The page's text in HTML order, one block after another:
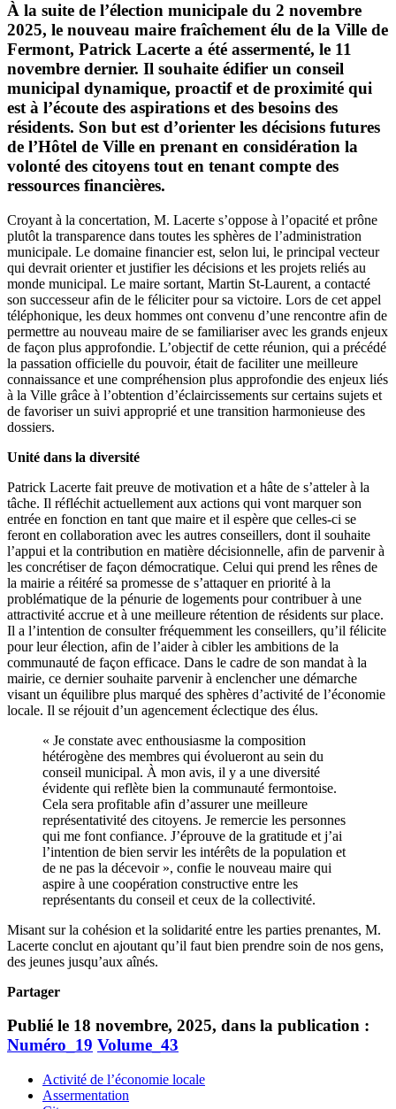
À la suite de l’élection municipale du 2 novembre
2025, le nouveau maire fraîchement élu de la Ville de
Fermont, Patrick Lacerte a été assermenté, le 11
novembre dernier. Il souhaite édifier un conseil
municipal dynamique, proactif et de proximité qui
est à l’écoute des aspirations et des besoins des
résidents. Son but est d’orienter les décisions futures
de l’Hôtel de Ville en prenant en considération la
volonté des citoyens tout en tenant compte des
ressources financières.
Croyant à la concertation, M. Lacerte s’oppose à l’opacité et prône
plutôt la transparence dans toutes les sphères de l’administration
municipale. Le domaine financier est, selon lui, le principal vecteur
qui devrait orienter et justifier les décisions et les projets reliés au
monde municipal. Le maire sortant, Martin St-Laurent, a contacté
son successeur afin de le féliciter pour sa victoire. Lors de cet appel
téléphonique, les deux hommes ont convenu d’une rencontre afin de
permettre au nouveau maire de se familiariser avec les grands enjeux
de façon plus approfondie. L’objectif de cette réunion, qui a précédé
la passation officielle du pouvoir, était de faciliter une meilleure
connaissance et une compréhension plus approfondie des enjeux liés
à la Ville grâce à l’obtention d’éclaircissements sur certains sujets et
de favoriser un suivi approprié et une transition harmonieuse des
dossiers.
Unité dans la diversité
Patrick Lacerte fait preuve de motivation et a hâte de s’atteler à la
tâche. Il réfléchit actuellement aux actions qui vont marquer son
entrée en fonction en tant que maire et il espère que celles-ci se
feront en collaboration avec les autres conseillers, dont il souhaite
l’appui et la contribution en matière décisionnelle, afin de parvenir à
les concrétiser de façon démocratique. Celui qui prend les rênes de
la mairie a réitéré sa promesse de s’attaquer en priorité à la
problématique de la pénurie de logements pour contribuer à une
attractivité accrue et à une meilleure rétention de résidents sur place.
Il a l’intention de consulter fréquemment les conseillers, qu’il félicite
pour leur élection, afin de l’aider à cibler les ambitions de la
communauté de façon efficace. Dans le cadre de son mandat à la
mairie, ce dernier souhaite parvenir à enclencher une démarche
visant un équilibre plus marqué des sphères d’activité de l’économie
locale. Il se réjouit d’un agencement éclectique des élus.
« Je constate avec enthousiasme la composition
hétérogène des membres qui évolueront au sein du
conseil municipal. À mon avis, il y a une diversité
évidente qui reflète bien la communauté fermontoise.
Cela sera profitable afin d’assurer une meilleure
représentativité des citoyens. Je remercie les personnes
qui me font confiance. J’éprouve de la gratitude et j’ai
l’intention de bien servir les intérêts de la population et
de ne pas la décevoir », confie le nouveau maire qui
aspire à une coopération constructive entre les
représentants du conseil et ceux de la collectivité.
Misant sur la cohésion et la solidarité entre les parties prenantes, M.
Lacerte conclut en ajoutant qu’il faut bien prendre soin de nos gens,
des jeunes jusqu’aux aînés.
Partager
Publié le 18 novembre, 2025, dans la publication :
Numéro_19 Volume_43
Activité de l’économie locale
Assermentation